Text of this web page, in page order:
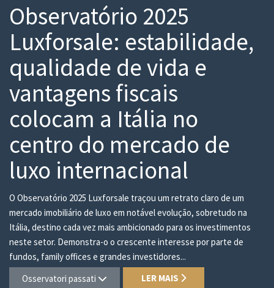
Observatório 2025
Luxforsale: estabilidade,
qualidade de vida e
vantagens fiscais
colocam a Itália no
centro do mercado de
luxo internacional
O Observatório 2025 Luxforsale traçou um retrato claro de um
mercado imobiliário de luxo em notável evolução, sobretudo na
Itália, destino cada vez mais ambicionado para os investimentos
neste setor. Demonstra-o o crescente interesse por parte de
fundos, family offices e grandes investidores...
Osservatori passati
LER MAIS